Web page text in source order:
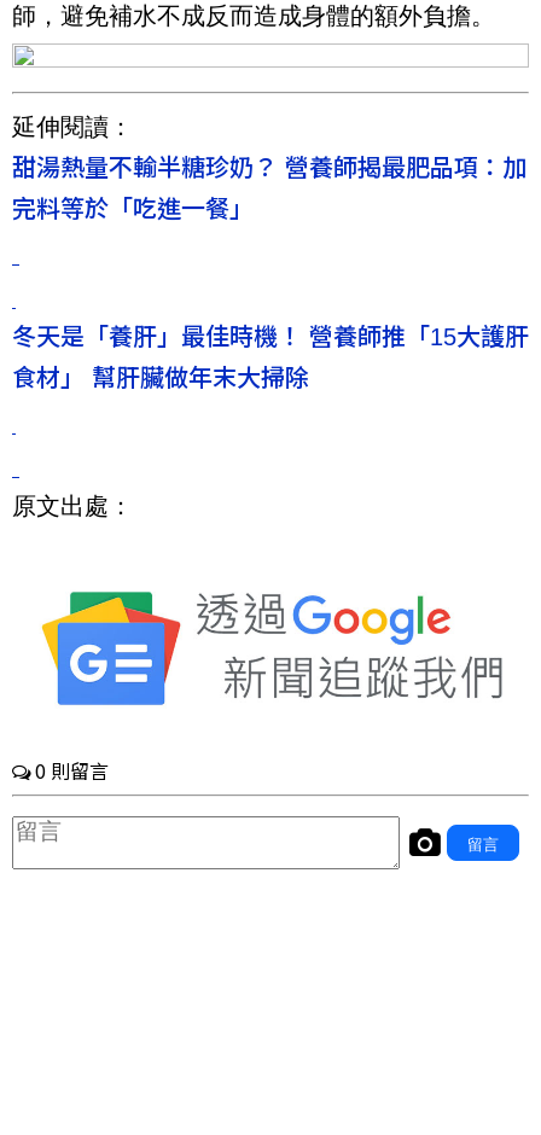
師，避免補水不成反而造成身體的額外負擔。
延伸閱讀：
甜湯熱量不輸半糖珍奶？ 營養師揭最肥品項：加
完料等於「吃進一餐」
冬天是「養肝」最佳時機！ 營養師推「15大護肝
食材」 幫肝臟做年末大掃除
原文出處：